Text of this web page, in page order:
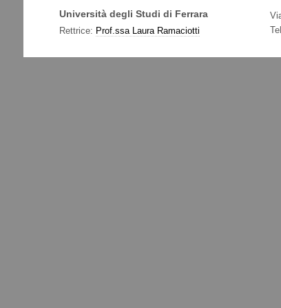
Università degli Studi di Ferrara
Rettrice: Prof.ssa Laura Ramaciotti